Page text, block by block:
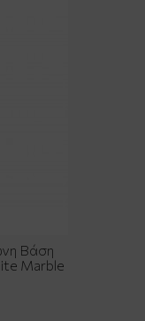
Βάση
Marble